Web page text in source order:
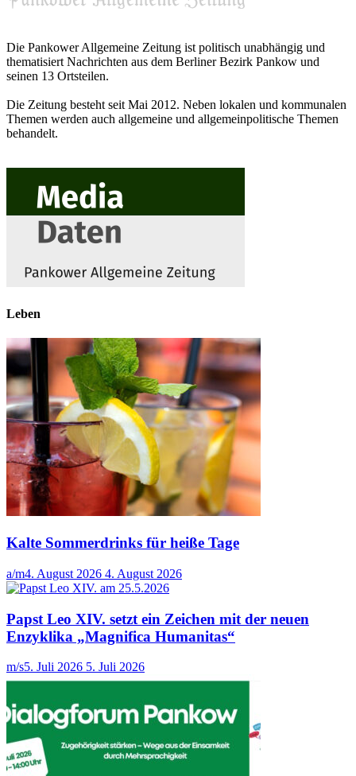
Die Pankower Allgemeine Zeitung ist politisch unabhängig und
thematisiert Nachrichten aus dem Berliner Bezirk Pankow und
seinen 13 Ortsteilen.
Die Zeitung besteht seit Mai 2012. Neben lokalen und kommunalen
Themen werden auch allgemeine und allgemeinpolitische Themen
behandelt.
Leben
Kalte Sommerdrinks für heiße Tage
a/m4. August 2026 4. August 2026
Papst Leo XIV. setzt ein Zeichen mit der neuen
Enzyklika „Magnifica Humanitas“
m/s5. Juli 2026 5. Juli 2026